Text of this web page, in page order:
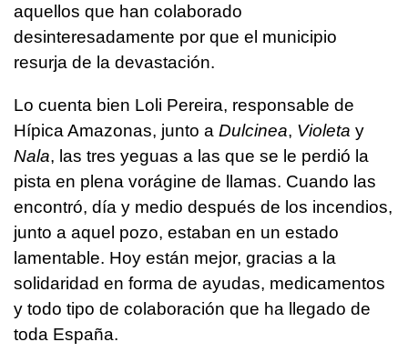
aquellos que han colaborado
desinteresadamente por que el municipio
resurja de la devastación.
Lo cuenta bien Loli Pereira, responsable de
Hípica Amazonas, junto a Dulcinea, Violeta y
Nala, las tres yeguas a las que se le perdió la
pista en plena vorágine de llamas. Cuando las
encontró, día y medio después de los incendios,
junto a aquel pozo, estaban en un estado
lamentable. Hoy están mejor, gracias a la
solidaridad en forma de ayudas, medicamentos
y todo tipo de colaboración que ha llegado de
toda España.